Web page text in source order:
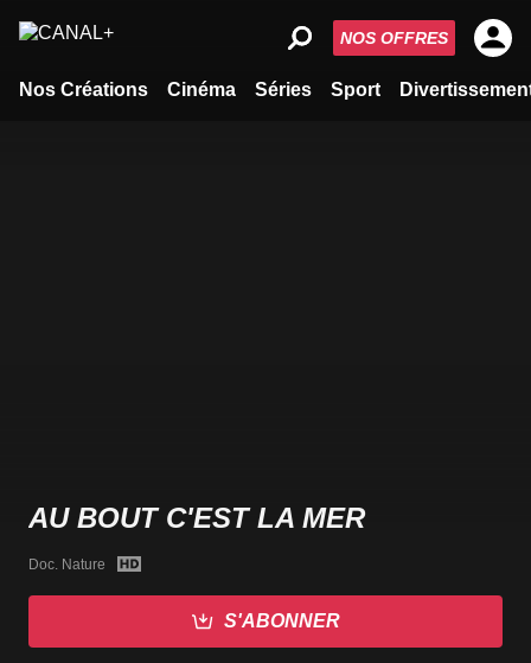
Nos Créations Cinéma Séries Sport
NOS OFFRES
AU BOUT C'EST LA MER
Doc. Nature
S'ABONNER